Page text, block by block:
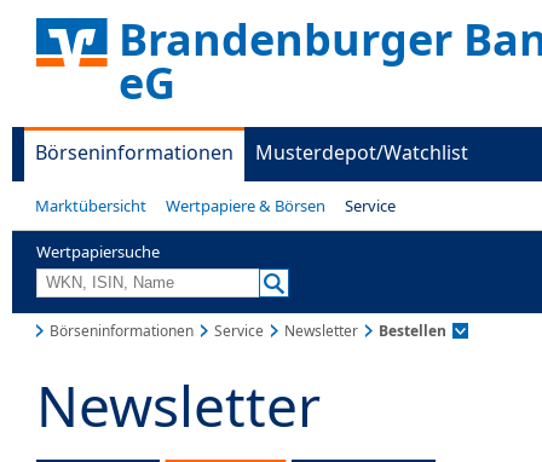
Brandenburger
eG
Börseninformationen Musterdepot/Watchlist
Marktübersicht Wertpapiere & Börsen Service
Wertpapiersuche
Börseninformationen Service Newsletter Bestellen
Newsletter